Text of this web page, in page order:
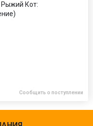
Рыжий Кот:
Сообщить о поступлении